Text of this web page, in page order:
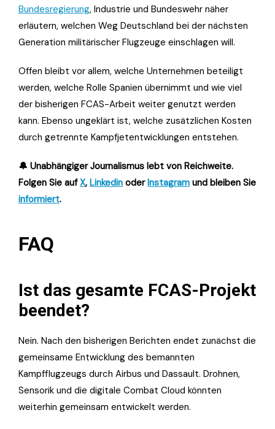
Bundesregierung, Industrie und Bundeswehr näher
erläutern, welchen Weg Deutschland bei der nächsten
Generation militärischer Flugzeuge einschlagen will.
Offen bleibt vor allem, welche Unternehmen beteiligt
werden, welche Rolle Spanien übernimmt und wie viel
der bisherigen FCAS-Arbeit weiter genutzt werden
kann. Ebenso ungeklärt ist, welche zusätzlichen Kosten
durch getrennte Kampfjetentwicklungen entstehen.
🔔 Unabhängiger Journalismus lebt von Reichweite.
Folgen Sie aufX, Linkedin oderInstagram und bleiben Sie
informiert.
FAQ
Ist das gesamte FCAS-Projekt
beendet?
Nein. Nach den bisherigen Berichten endet zunächst die
gemeinsame Entwicklung des bemannten
Kampfflugzeugs durch Airbus und Dassault. Drohnen,
Sensorik und die digitale Combat Cloud könnten
weiterhin gemeinsam entwickelt werden.